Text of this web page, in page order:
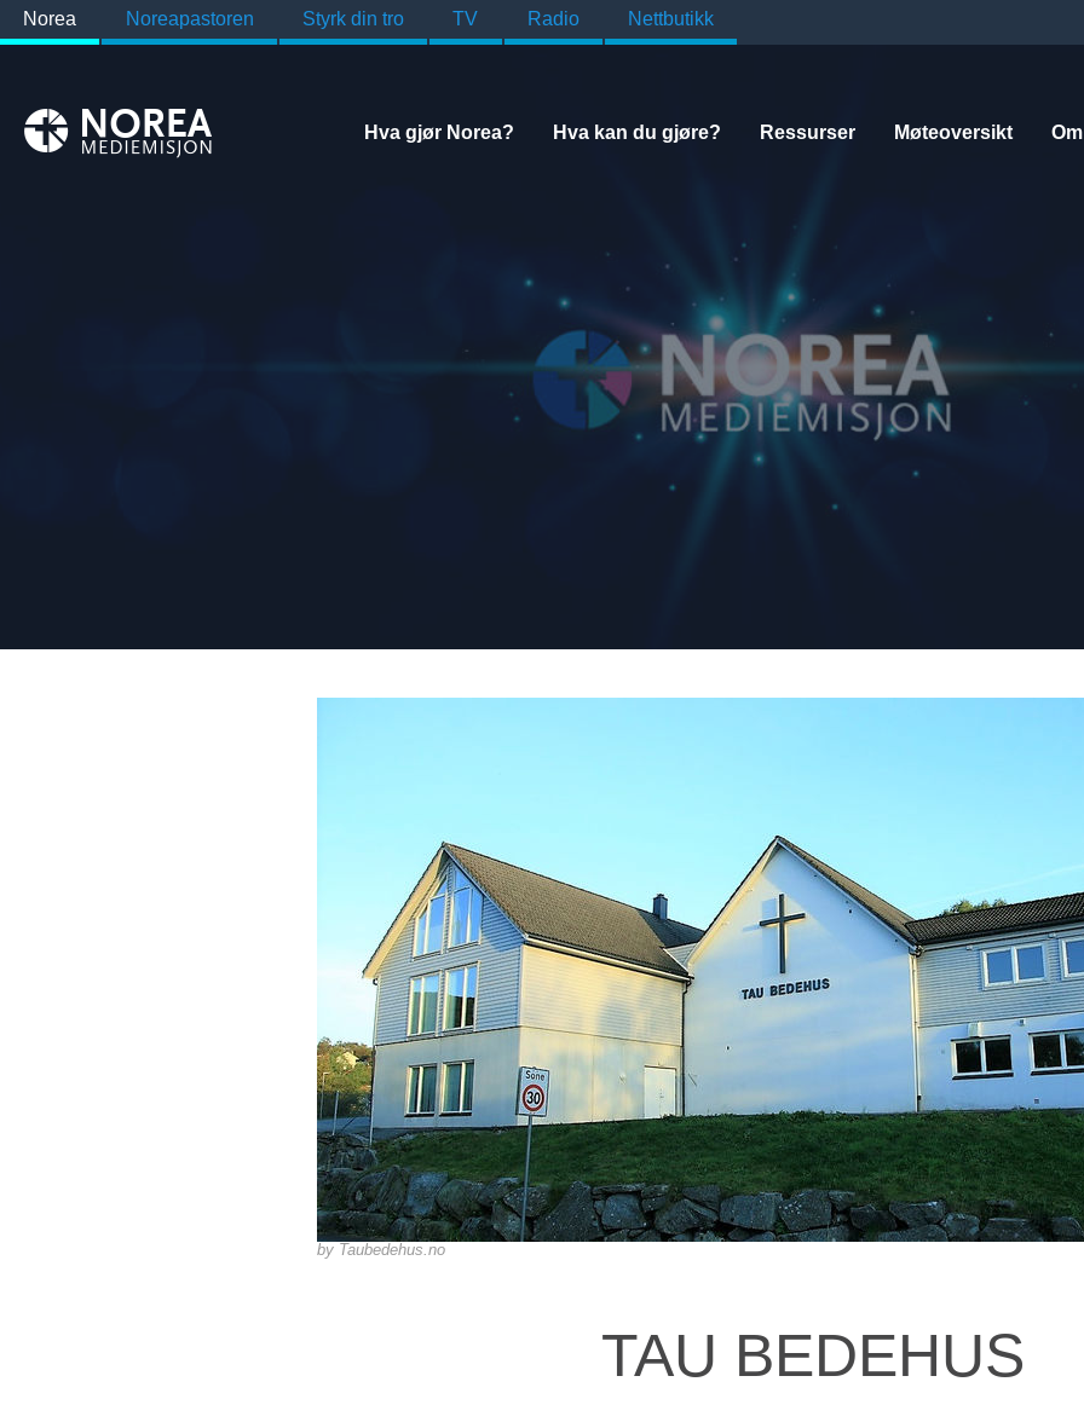
Norea Noreapastoren Styrk din tro TV Radio Nettbutikk
Hva gjør Norea? Hva kan du gjøre? Ressurser Møteoversikt
Taubedehus.no
TAU BEDEHUS